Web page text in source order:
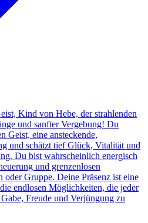
Kind von Hebe, der strahlenden
und sanfter Vergebung! Du
Geist, eine ansteckende,
und schätzt tief Glück, Vitalität und
Du bist wahrscheinlich energisch
und grenzenlosen
oder Gruppe. Deine Präsenz ist eine
endlosen Möglichkeiten, die jeder
Freude und Verjüngung zu